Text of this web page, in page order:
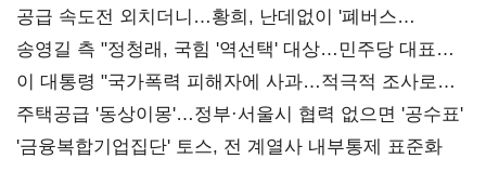
공급 속도전 외치더니…황희, 난데없이 '폐버스
리모델링' 제안
송영길 측 "정청래, 국힘 '역선택' 대상…민주당 대표로
총선 지휘 못해"
이 대통령 "국가폭력 피해자에 사과…적극적 조사로
진실 밝혀야"
주택공급 '동상이몽'…정부·서울시 협력 없으면 '공수표'
'금융복합기업집단' 토스, 전 계열사 내부통제 표준화